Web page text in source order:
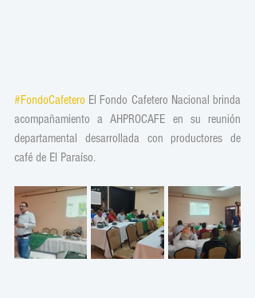
#FondoCafetero El Fondo Cafetero Nacional brinda
acompañamiento a AHPROCAFE en su reunión
departamental desarrollada con productores de
café de El Paraíso.